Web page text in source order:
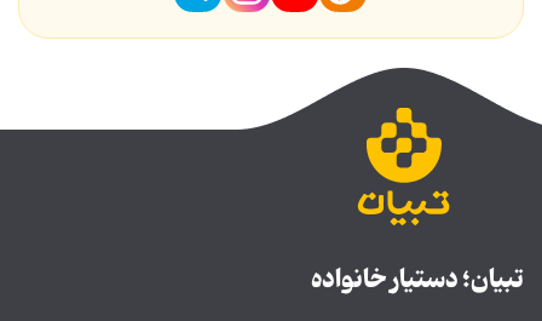
تبیان؛ دستیار خانواده